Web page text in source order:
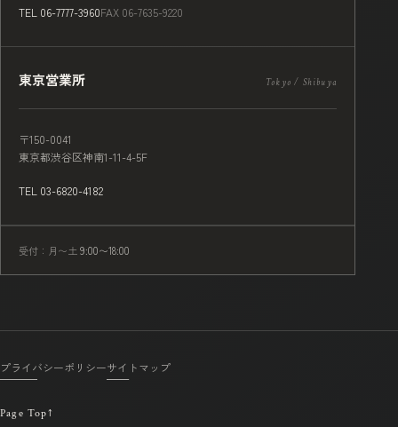
TEL 06-7777-3960FAX 06-7635-9220
東京営業所 Tokyo / Shibuya
〒150-0041
東京都渋谷区神南1-11-4-5F
TEL 03-6820-4182
受付：月〜土 9:00〜18:00
プライバシーポリシーサイトマップ
Page Top↑